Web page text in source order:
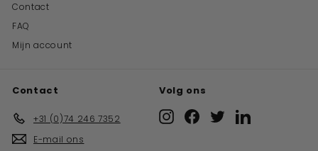
Contact
FAQ
Mijn account
Contact
+31 (0)74 246 7352
E-mail ons
Volg ons
InstagramFacebook
Twitter